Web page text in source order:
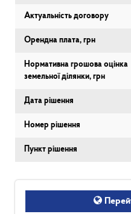
Актуальність договору
Орендна плата, грн
Нормативна грошова оцінка
земельної ділянки, грн
Дата рішення
Номер рішення
Пункт рішення